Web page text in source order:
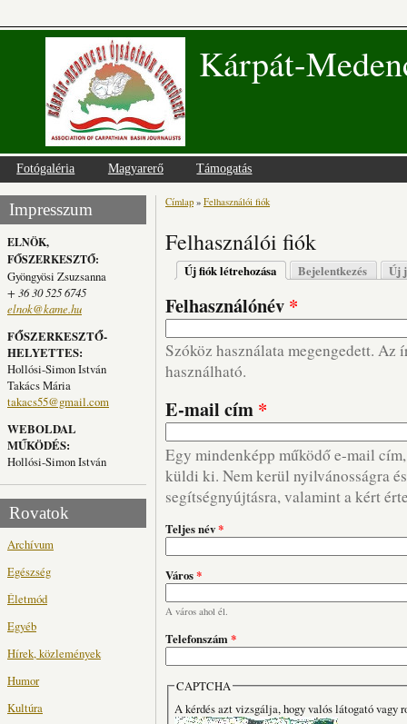
Kárpát-
Fotógaléria Magyarerő Támogatás
Impresszum
ELNÖK,
FŐSZERKESZTŐ:
Gyöngyösi Zsuzsanna
+ 36 30 525 6745
elnok@kame.hu
FŐSZERKESZTŐ-
HELYETTES:
Hollósi-Simon István
Takács Mária
takacs55@gmail.com
WEBOLDAL
MŰKÖDÉS:
Hollósi-Simon István
Rovatok
Archívum
Egészség
Életmód
Egyéb
Hírek, közlemények
Humor
Kultúra
Jelenlegi hely
Címlap » Felhasználói fiók
Felhasználói fiók
Elsődleges fülek
Új fiók létrehozása (aktív fül)
Bejelentkezés Új
Felhasználónév *
Szóköz használata megengedett. Az
használható.
E-mail cím *
Egy mindenképp működő e-mail
küldi ki. Nem kerül nyilvánosságra
segítségnyújtásra, valamint a kért
Teljes név*
Város*
A város ahol él.
Telefonszám*
CAPTCHA
A kérdés azt vizsgálja, hogy valós látogató vagy